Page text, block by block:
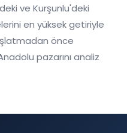
ve Kurşunlu'deki
en yüksek getiriyle
önce
pazarını analiz